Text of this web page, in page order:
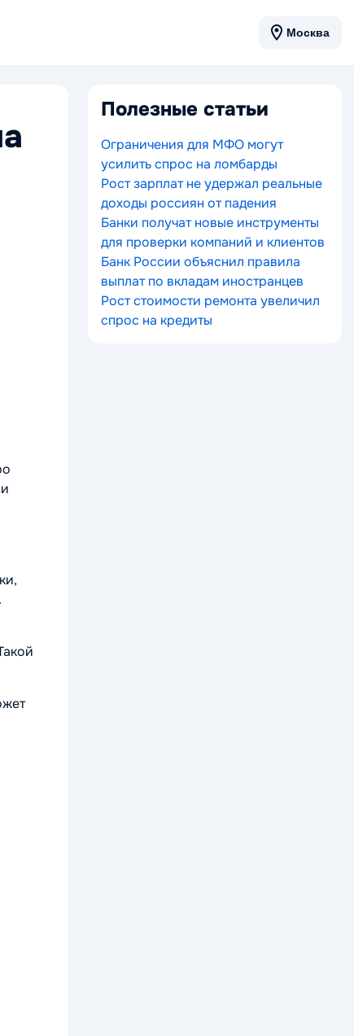
Москва
Полезные статьи
Ограничения для МФО могут
усилить спрос на ломбарды
Рост зарплат не удержал реальные
доходы россиян от падения
Банки получат новые инструменты
для проверки компаний и клиентов
Банк России объяснил правила
выплат по вкладам иностранцев
Рост стоимости ремонта увеличил
спрос на кредиты